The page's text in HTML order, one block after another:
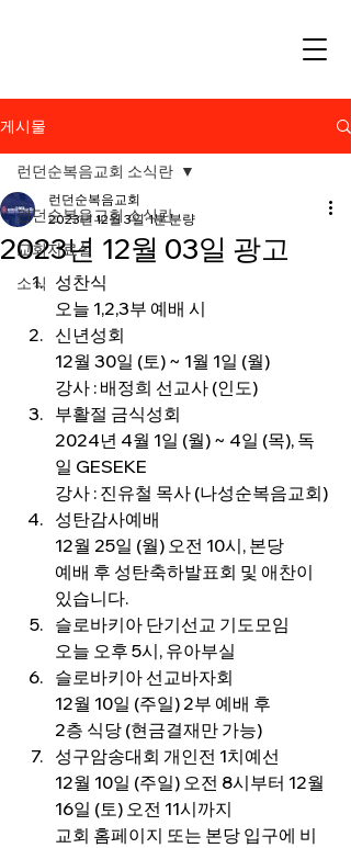
게시물
런던순복음교회 소식란
교회자료실
소식
런던순복음교회 소식란
2023년 12월 03일 광고
런던순복음교회
2023년 12월 3일 1분 분량
성찬식
오늘 1,2,3부 예배 시
신년성회
12월 30일 (토) ~ 1월 1일 (월)
강사 : 배정희 선교사 (인도)
부활절 금식성회
2024년 4월 1일 (월) ~ 4일 (목), 독
일 GESEKE
강사 : 진유철 목사 (나성순복음교회)
성탄감사예배
12월 25일 (월) 오전 10시, 본당
예배 후 성탄축하발표회 및 애찬이
있습니다.
슬로바키아 단기선교 기도모임
오늘 오후 5시, 유아부실
슬로바키아 선교바자회
12월 10일 (주일) 2부 예배 후
2층 식당 (현금결재만 가능)
성구암송대회 개인전 1치예선
12월 10일 (주일) 오전 8시부터 12월
16일 (토) 오전 11시까지
교회 홈페이지 또는 본당 입구에 비